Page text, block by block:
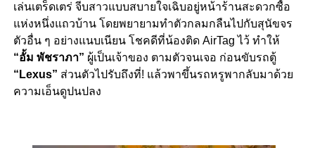
เล่นเตร็ดเตร่ จีบสาวแบบสบายใจเฉิบอยู่หน้าร้านสะดวกซื้อ
แห่งหนึ่งแถวบ้าน โดยพยายามทำตัวกลมกลืนไปกับสุนัขจร
ตัวอื่น ๆ อย่างแนบเนียน โชคดีที่น้องติด AirTag ไว้ ทำให้
“อั้ม พัชราภา” ผู้เป็นเจ้าของ ตามตัวจนเจอ ก่อนขับรถตู้
“Lexus” ส่วนตัวไปรับถึงที่! แล้วพาขึ้นรถหรูพากลับมาด้วย
ความเอ็นดูปนปลง